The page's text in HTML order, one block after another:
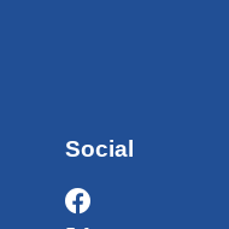
Social